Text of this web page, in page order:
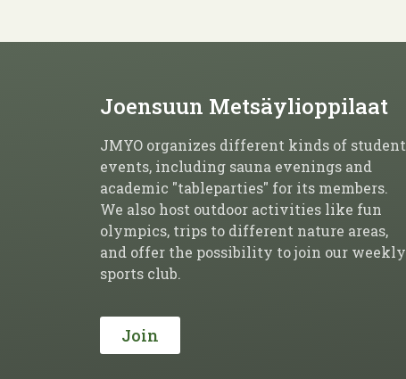
Joensuun Metsäylioppilaat
JMYO organizes different kinds of student
events, including sauna evenings and
academic "tableparties" for its members.
We also host outdoor activities like fun
olympics, trips to different nature areas,
and offer the possibility to join our weekly
sports club.
Join